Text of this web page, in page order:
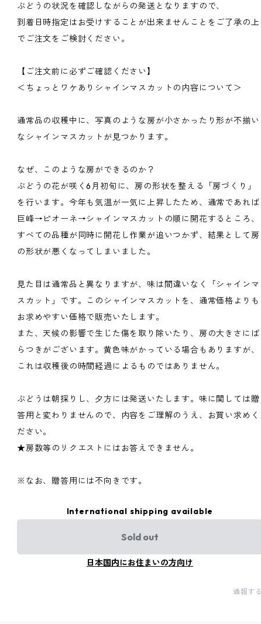
ぶどうの状況を確認しながらの発送となりますので、
到着日時指定はお受けすることが出来ませんことをご了承の上
でご注文をご検討ください。
【ご注文前に必ずご確認ください】
＜ちょっとワケありシャインマスカットの内容について＞
通常品の収穫中に、写真のような房が小さかったり形が不揃い
なシャインマスカットが見つかります。
なぜ、このような房ができるのか？
ぶどうの花が咲く6月初旬に、房の形状を整える「房づくり」
を行います。今年も気温が一気に上昇したため、通常であれば
巨峰→ピオーネ→シャインマスカットの順に開花するところ、
すべての品種が同時に開花し作業が追いつかず、結果として房
の形状が悪くなってしまいました。
見た目は通常品と異なりますが、味は間違いなく「シャインマ
スカット」です。このシャインマスカットを、通常価格よりも
お求めやすい価格で販売いたします。
また、天候の影響で生じた傷を取り除いたり、房の大きさにば
らつきがございます。黄色味がかっている場合もありますが、
これは収穫後の時間経過によるものではありません。
ぶどうは朝採りし、夕方には発送いたします。味に関しては贈
答用と変わりませんので、内容をご理解のうえ、お買い求めく
ださい。
★房数等のリクエストにはお答えできません。
※なお、贈答用には不向きです。
International shipping available
Sold out
日本国内にお住まいの方向け
通報する